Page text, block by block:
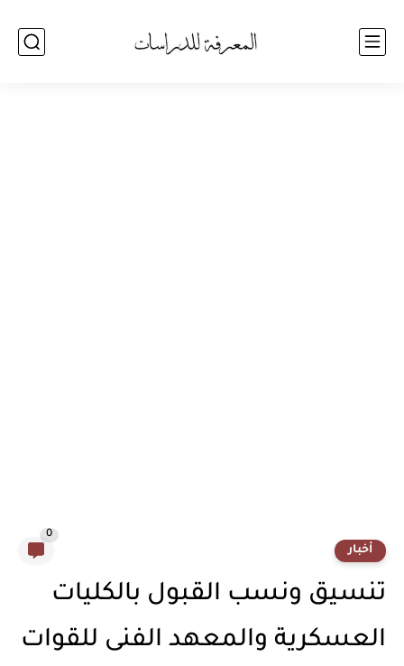
أخبار
0
تنسيق ونسب القبول بالكليات
العسكرية والمعهد الفنى للقوات